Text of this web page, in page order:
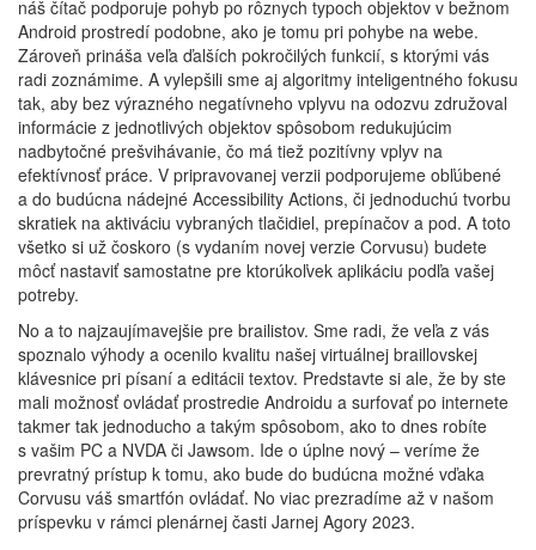
náš čítač podporuje pohyb po rôznych typoch objektov v bežnom
Android prostredí podobne, ako je tomu pri pohybe na webe.
Zároveň prináša veľa ďalších pokročilých funkcií, s ktorými vás
radi zoznámime. A vylepšili sme aj algoritmy inteligentného fokusu
tak, aby bez výrazného negatívneho vplyvu na odozvu združoval
informácie z jednotlivých objektov spôsobom redukujúcim
nadbytočné prešvihávanie, čo má tiež pozitívny vplyv na
efektívnosť práce. V pripravovanej verzii podporujeme obľúbené
a do budúcna nádejné Accessibility Actions, či jednoduchú tvorbu
skratiek na aktiváciu vybraných tlačidiel, prepínačov a pod. A toto
všetko si už čoskoro (s vydaním novej verzie Corvusu) budete
môcť nastaviť samostatne pre ktorúkoľvek aplikáciu podľa vašej
potreby.
No a to najzaujímavejšie pre brailistov. Sme radi, že veľa z vás
spoznalo výhody a ocenilo kvalitu našej virtuálnej braillovskej
klávesnice pri písaní a editácii textov. Predstavte si ale, že by ste
mali možnosť ovládať prostredie Androidu a surfovať po internete
takmer tak jednoducho a takým spôsobom, ako to dnes robíte
s vašim PC a NVDA či Jawsom. Ide o úplne nový – veríme že
prevratný prístup k tomu, ako bude do budúcna možné vďaka
Corvusu váš smartfón ovládať. No viac prezradíme až v našom
príspevku v rámci plenárnej časti Jarnej Agory 2023.